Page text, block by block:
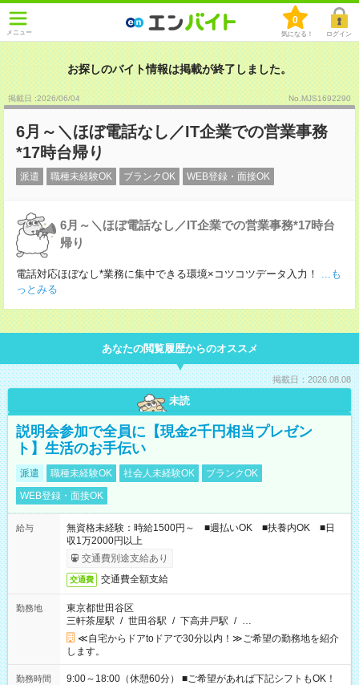
メニュー
0
気になる！ ログイン
お探しのバイト情報は掲載が終了しました。
掲載日 :2026/06/04 No.MJS1692290
6月～＼ほぼ電話なし／IT企業での営業事務
*17時台帰り
派遣 職種未経験OK ブランクOK WEB登録・面接OK
6月～＼ほぼ電話なし／IT企業での営業事務*17時台
帰り
電話対応ほぼなし*業務に集中できる環境×コツコツデータ入力！
...も
っとみる
あなたの閲覧履歴からのオススメ
掲載日：2026.08.08
未読
説明会参加で全員に【現金2千円相当プレゼン
ト】生活のお手伝い
派遣 職種未経験OK 社会人未経験OK
ブランクOK
WEB登録・面接OK
給与
無資格未経験：時給1500円～ ■週払いOK ■扶養内OK ■日
収1万2000円以上
交通費別途支給あり
交通費 交通費全額支給
勤務地
東京都世田谷区
三軒茶屋駅 / 世田谷駅 / 下高井戸駅 / …
≪自宅からドアtoドアで30分以内！≫ご希望の勤務地を紹介
します。
勤務時間
9:00～18:00（休憩60分） ■ご希望があれば下記シフトもOK！